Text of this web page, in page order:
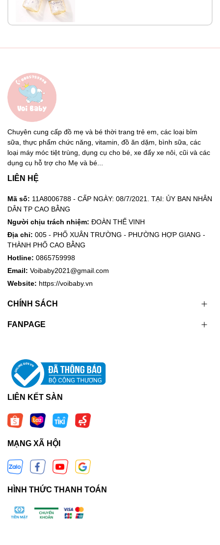
Chuyên cung cấp đồ mẹ và bé thời trang trẻ em, các loại bỉm
sữa, thực phẩm chức năng, vitamin, đồ ăn dặm, bình sữa, các
loại máy móc tiệt trùng, dụng cụ cho bé, xe đẩy xe nôi, cũi và các
dụng cụ hỗ trợ cho Mẹ và bé...
LIÊN HỆ
Mã số: 11A8006788 - CẤP NGÀY: 08/7/2021. TẠI: ỦY BAN NHÂN
DÂN TP CAO BẰNG
Người chịu trách nhiệm: ĐOÀN THẾ VINH
Địa chỉ: 005 - PHỐ XUÂN TRƯỜNG - PHƯỜNG HỢP GIANG -
THÀNH PHỐ CAO BẰNG
Hotline: 0865759998
Email: Voibaby2021@gmail.com
Website: https://voibaby.vn
CHÍNH SÁCH
FANPAGE
LIÊN KẾT SÀN
MẠNG XÃ HỘI
HÌNH THỨC THANH TOÁN